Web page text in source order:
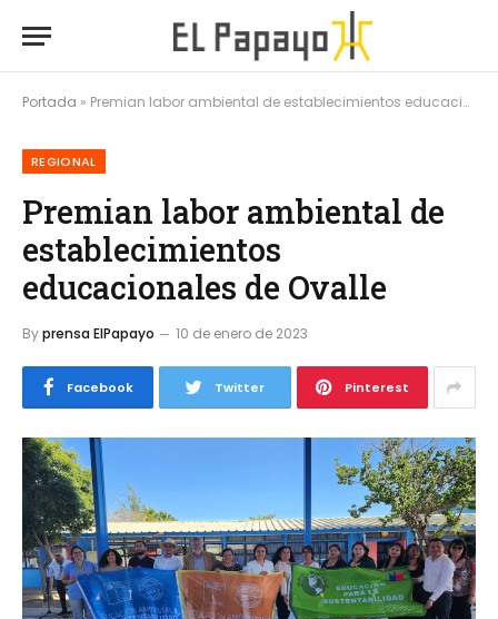
Portada » Premian labor ambiental de establecimientos educacionales de Ovalle
REGIONAL
Premian labor ambiental de
establecimientos
educacionales de Ovalle
Byprensa ElPapayo 10 de enero de 2023
Facebook Twitter Pinterest